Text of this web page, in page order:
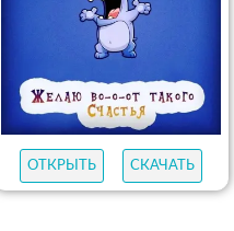
ОТКРЫТЬ СКАЧАТЬ